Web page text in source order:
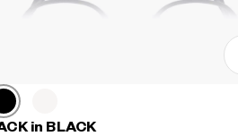
in BLACK